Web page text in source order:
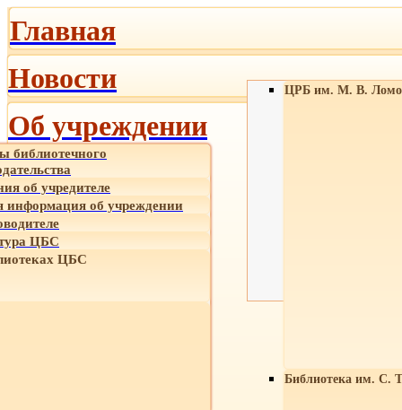
Главная
Новости
Об учреждении
библиотечного
об учредителе
об учреждении
ЦБС
ЦБС
ЦРБ им. М. В.
Библиотека им. С.